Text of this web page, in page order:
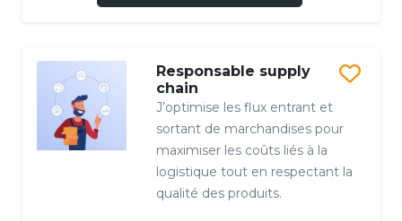
Responsable supply
chain
J’optimise les flux entrant et
sortant de marchandises pour
maximiser les coûts liés à la
logistique tout en respectant la
qualité des produits.